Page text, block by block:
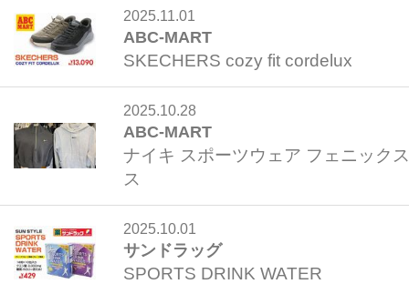
2025.11.01
ABC-MART
SKECHERS cozy fit cordelux
2025.10.28
ABC-MART
ナイキ スポーツウェア フェニック
ス
2025.10.01
サンドラッグ
SPORTS DRINK WATER